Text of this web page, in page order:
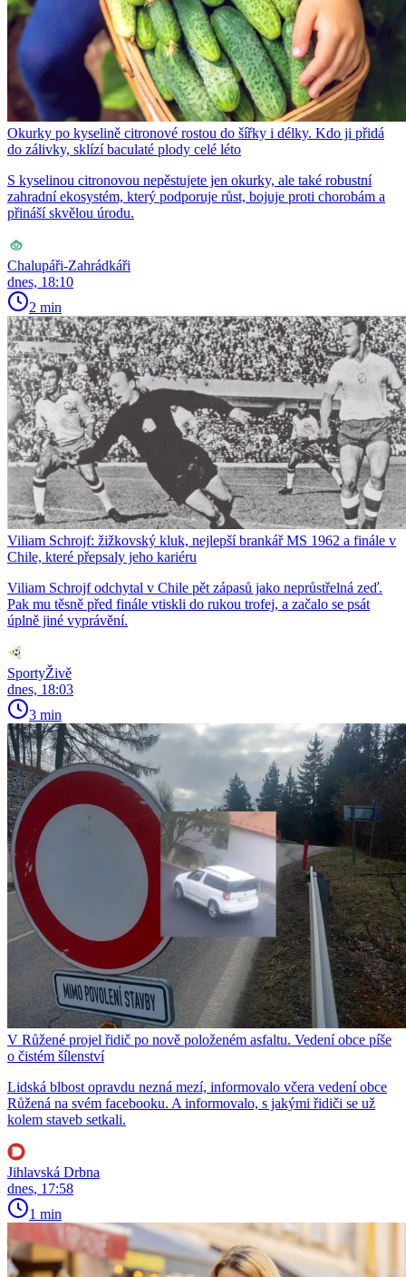
Okurky po kyselině citronové rostou do šířky i délky. Kdo ji přidá
do zálivky, sklízí baculaté plody celé léto
S kyselinou citronovou nepěstujete jen okurky, ale také robustní
zahradní ekosystém, který podporuje růst, bojuje proti chorobám a
přináší skvělou úrodu.
Chalupáři-Zahrádkáři
dnes, 18:10
2 min
Viliam Schrojf: žižkovský kluk, nejlepší brankář MS 1962 a finále v
Chile, které přepsaly jeho kariéru
Viliam Schrojf odchytal v Chile pět zápasů jako neprůstřelná zeď.
Pak mu těsně před finále vtiskli do rukou trofej, a začalo se psát
úplně jiné vyprávění.
SportyŽivě
dnes, 18:03
3 min
V Růžené projel řidič po nově položeném asfaltu. Vedení obce píše
o čistém šílenství
Lidská blbost opravdu nezná mezí, informovalo včera vedení obce
Růžená na svém facebooku. A informovalo, s jakými řidiči se už
kolem staveb setkali.
Jihlavská Drbna
dnes, 17:58
1 min